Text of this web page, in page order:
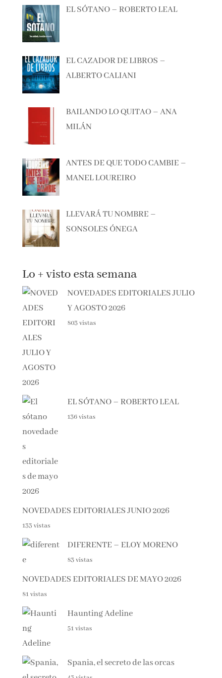
EL SÓTANO – ROBERTO LEAL
EL CAZADOR DE LIBROS –
ALBERTO CALIANI
BAILANDO LO QUITAO – ANA
MILÁN
ANTES DE QUE TODO CAMBIE –
MANEL LOUREIRO
LLEVARÁ TU NOMBRE –
SONSOLES ÓNEGA
Lo + visto esta semana
NOVEDADES EDITORIALES JULIO
Y AGOSTO 2026
803 vistas
EL SÓTANO – ROBERTO LEAL
136 vistas
NOVEDADES EDITORIALES JUNIO 2026
133 vistas
DIFERENTE – ELOY MORENO
83 vistas
NOVEDADES EDITORIALES DE MAYO 2026
81 vistas
Haunting Adeline
51 vistas
Spania, el secreto de las orcas